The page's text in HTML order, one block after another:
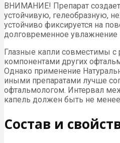
ВНИМАНИЕ! Препарат создает
устойчивую, гелеобразную,
устойчиво фиксируется на
долговременное увлажнение
Глазные капли совместимы с
компонентами других
Однако применение
иными препаратами лучше
офтальмологом. Интервал
капель должен быть не менее
Состав и